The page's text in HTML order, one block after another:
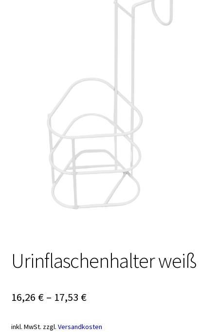
Urinflaschenhalter weiß
16,26 €– 17,53 €
inkl. MwSt. zzgl. Versandkosten